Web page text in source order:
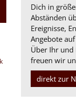
Dich in
Abständen
Ereignisse,
Angebote
Über Ihr und
freuen wir
direkt zur